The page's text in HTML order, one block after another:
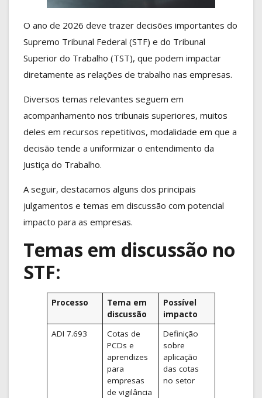
O ano de 2026 deve trazer decisões importantes do
Supremo Tribunal Federal (STF) e do Tribunal
Superior do Trabalho (TST), que podem impactar
diretamente as relações de trabalho nas empresas.
Diversos temas relevantes seguem em
acompanhamento nos tribunais superiores, muitos
deles em recursos repetitivos, modalidade em que a
decisão tende a uniformizar o entendimento da
Justiça do Trabalho.
A seguir, destacamos alguns dos principais
julgamentos e temas em discussão com potencial
impacto para as empresas.
Temas em discussão no
STF:
Processo
Tema em
discussão
Possível
impacto
ADI 7.693
Cotas de
PCDs e
aprendizes
para
empresas
de vigilância
Definição
sobre
aplicação
das cotas
no setor